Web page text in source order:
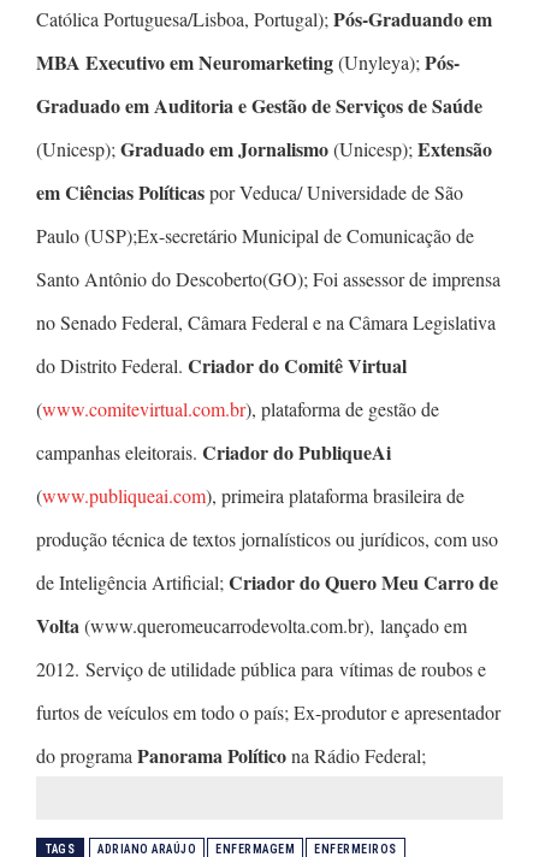
Católica Portuguesa/Lisboa, Portugal); Pós-Graduando em
MBA Executivo em Neuromarketing(Unyleya); Pós-
Graduado em Auditoria e Gestão de Serviços de Saúde
(Unicesp); Graduado em Jornalismo(Unicesp); Extensão
em Ciências Políticaspor Veduca/ Universidade de São
Paulo (USP);Ex-secretário Municipal de Comunicação de
Santo Antônio do Descoberto(GO); Foi assessor de imprensa
no Senado Federal, Câmara Federal e na Câmara Legislativa
do Distrito Federal. Criador do Comitê Virtual
(www.comitevirtual.com.br), plataforma de gestão de
campanhas eleitorais. Criador do PubliqueAi
(www.publiqueai.com), primeira plataforma brasileira de
produção técnica de textos jornalísticos ou jurídicos, com uso
de Inteligência Artificial; Criador do Quero Meu Carro de
Volta(www.queromeucarrodevolta.com.br), lançado em
2012. Serviço de utilidade pública para vítimas de roubos e
furtos de veículos em todo o país; Ex-produtor e apresentador
do programa Panorama Políticona Rádio Federal;
TAGS ADRIANO ARAÚJO ENFERMAGEM ENFERMEIROS